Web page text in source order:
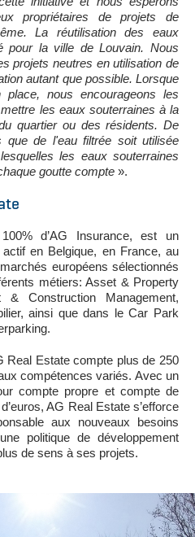
propriétaires de projets de
La réutilisation des eaux
pour la ville de Louvain. Nous
projets neutres en utilisation de
autant que possible. Lorsque
nous encourageons les
les eaux souterraines à la
quartier ou des résidents. De
que de l'eau filtrée soit utilisée
les eaux souterraines
goutte compte ».
d’AG Insurance, est un
en Belgique, en France, au
européens sélectionnés
métiers: Asset & Property
& Construction Management,
ainsi que dans le Car Park
Real Estate compte plus de 250
compétences variés. Avec un
compte propre et compte de
AG Real Estate s’efforce
aux nouveaux besoins
politique de développement
de sens à ses projets.